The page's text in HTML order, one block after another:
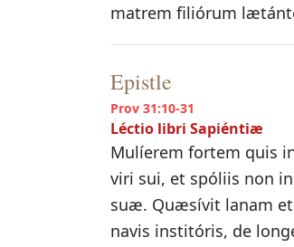
matrem filiórum
Epistle
Prov 31:10-31
Léctio libri Sapiéntiæ
Mulíerem fortem quis
viri sui, et spóliis non
suæ. Quæsívit lanam
navis institóris, de